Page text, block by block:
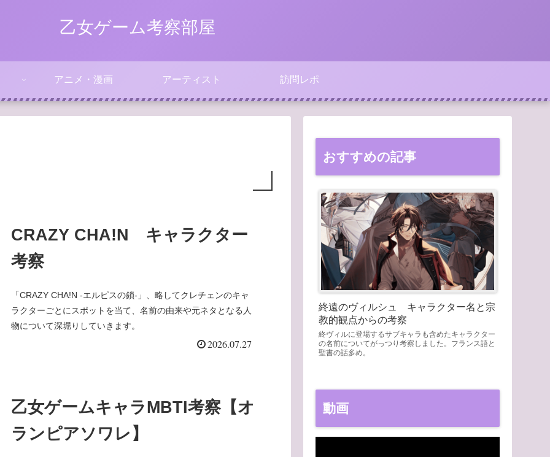
乙女ゲーム考察部屋
アニメ・漫画 アーティスト 訪問レポ
CRAZY CHA!N キャラクター
考察
「CRAZY CHA!N -エルピスの鎖-」、略してクレチェンのキャ
ラクターごとにスポットを当て、名前の由来や元ネタとなる人
物について深堀りしていきます。
2026.07.27
乙女ゲームキャラMBTI考察【オ
ランピアソワレ】
おすすめの記事
終遠のヴィルシュ キャラクター名と宗
教的観点からの考察
終ヴィルに登場するサブキャラも含めたキャラクター
の名前についてがっつり考察しました。フランス語と
聖書の話多め。
動画